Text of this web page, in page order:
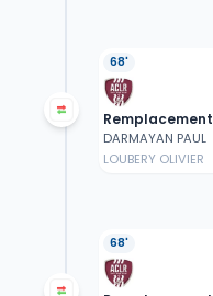
68'
Remplacement
DARMAYAN PAUL
LOUBERY OLIVIER
68'